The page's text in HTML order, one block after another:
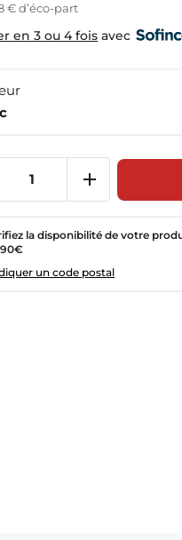
€ d’éco-part
en 3 ou 4 fois avec
la disponibilité de votre
un code postal